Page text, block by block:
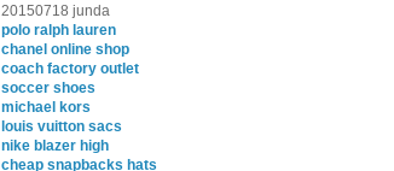
20150718 junda
polo ralph lauren
chanel online shop
coach factory outlet
soccer shoes
michael kors
louis vuitton sacs
nike blazer high
cheap snapbacks hats